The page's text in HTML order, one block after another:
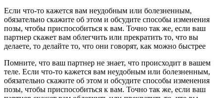
Если что-то кажется вам неудобным или болезненным,
обязательно скажите об этом и обсудите способы изменения
позы, чтобы приспособиться к вам. Точно так же, если ваш
партнер скажет вам облегчить или прекратить то, что вы
делаете, то делайте то, что они говорят, как можно быстрее
Помните, что ваш партнер не знает, что происходит в вашем
теле. Если что-то кажется вам неудобным или болезненным,
обязательно скажите об этом и обсудите способы изменения
позы, чтобы приспособиться к вам. Точно так же, если ваш